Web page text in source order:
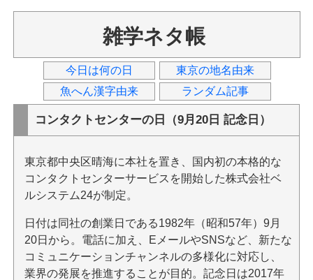
雑学ネタ帳
今日は何の日
東京の地名由来
魚へん漢字由来
ランダム記事
コンタクトセンターの日（9月20日 記念日）
東京都中央区晴海に本社を置き、国内初の本格的な
コンタクトセンターサービスを開始した株式会社ベ
ルシステム24が制定。
日付は同社の創業日である1982年（昭和57年）9月
20日から。電話に加え、EメールやSNSなど、新たな
コミュニケーションチャンネルの多様化に対応し、
業界の発展を推進することが目的。記念日は2017年